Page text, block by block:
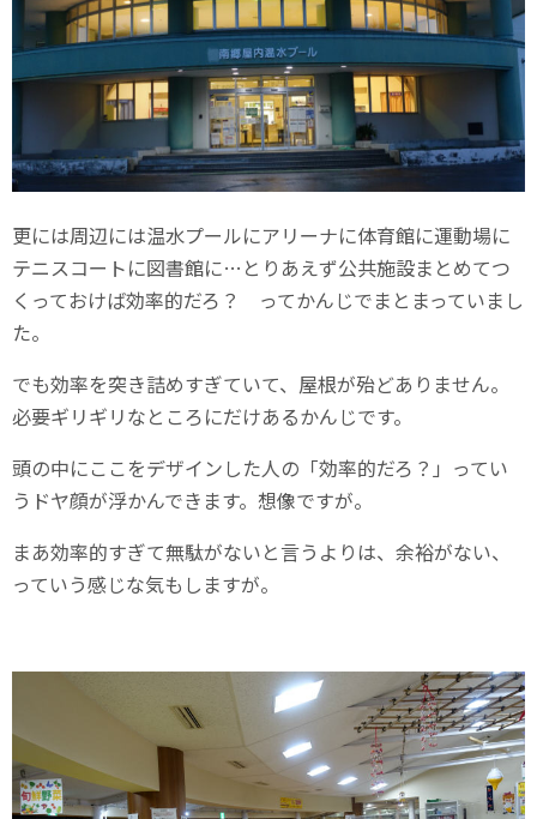
更には周辺には温水プールにアリーナに体育館に運動場に
テニスコートに図書館に…とりあえず公共施設まとめてつ
くっておけば効率的だろ？ ってかんじでまとまっていまし
た。
でも効率を突き詰めすぎていて、屋根が殆どありません。
必要ギリギリなところにだけあるかんじです。
頭の中にここをデザインした人の「効率的だろ？」ってい
うドヤ顔が浮かんできます。想像ですが。
まあ効率的すぎて無駄がないと言うよりは、余裕がない、
っていう感じな気もしますが。